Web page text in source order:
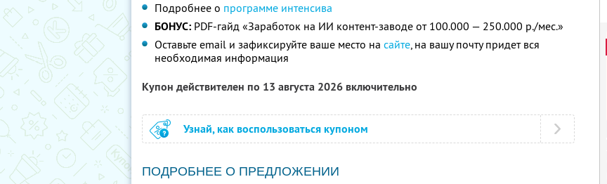
Подробнее о программе интенсива
БОНУС: PDF-гайд «Заработок на ИИ контент-заводе от 100.000 — 250.000 р./мес.»
Оставьте email и зафиксируйте ваше место на сайте, на вашу почту придет вся
необходимая информация
Купон действителен по 13 августа 2026 включительно
Узнай, как воспользоваться купоном
ПОДРОБНЕЕ О ПРЕДЛОЖЕНИИ